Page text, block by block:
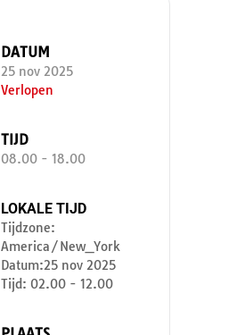
DATUM
25 nov 2025
Verlopen
TIJD
08.00 - 18.00
LOKALE TIJD
Tijdzone:
America/New_York
Datum:25 nov 2025
Tijd: 02.00 - 12.00